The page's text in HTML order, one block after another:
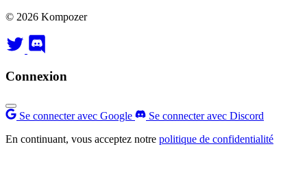
© 2026 Kompozer
Connexion
Se connecter avec Google
Se connecter avec Discord
En continuant, vous acceptez notre politique de confidentialité